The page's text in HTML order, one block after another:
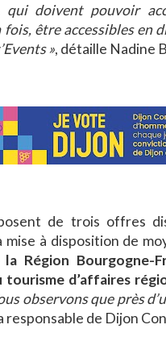
qui doivent pouvoir
être accessibles en
», détaille Nadine
de trois offres
à disposition de
Région Bourgogne-
d’affaires
observons que près
responsable de Dijon